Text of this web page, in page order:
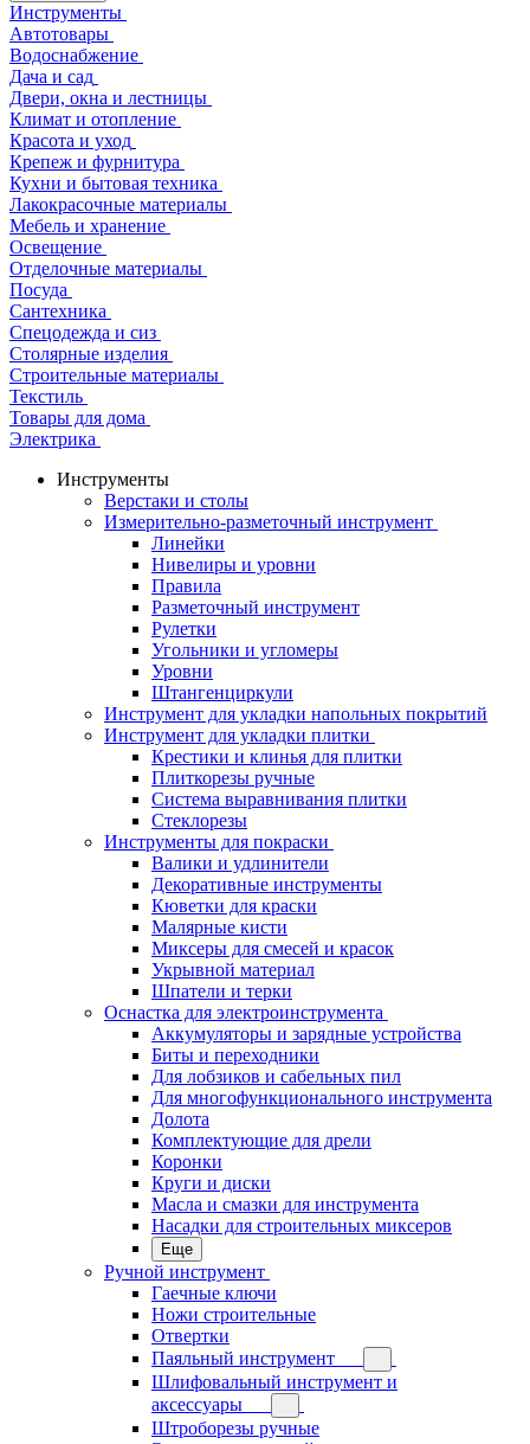
Инструменты
Автотовары
Водоснабжение
Дача и сад
Двери, окна и лестницы
Климат и отопление
Красота и уход
Крепеж и фурнитура
Кухни и бытовая техника
Лакокрасочные материалы
Мебель и хранение
Освещение
Отделочные материалы
Посуда
Сантехника
Спецодежда и сиз
Столярные изделия
Строительные материалы
Текстиль
Товары для дома
Электрика
Инструменты
Верстаки и столы
Измерительно-разметочный инструмент
Линейки
Нивелиры и уровни
Правила
Разметочный инструмент
Рулетки
Угольники и угломеры
Уровни
Штангенциркули
Инструмент для укладки напольных покрытий
Инструмент для укладки плитки
Крестики и клинья для плитки
Плиткорезы ручные
Система выравнивания плитки
Стеклорезы
Инструменты для покраски
Валики и удлинители
Декоративные инструменты
Кюветки для краски
Малярные кисти
Миксеры для смесей и красок
Укрывной материал
Шпатели и терки
Оснастка для электроинструмента
Аккумуляторы и зарядные устройства
Биты и переходники
Для лобзиков и сабельных пил
Для многофункционального инструмента
Долота
Комплектующие для дрели
Коронки
Круги и диски
Масла и смазки для инструмента
Насадки для строительных миксеров
Еще
Ручной инструмент
Гаечные ключи
Ножи строительные
Отвертки
Паяльный инструмент
Шлифовальный инструмент и
аксессуары
Штроборезы ручные